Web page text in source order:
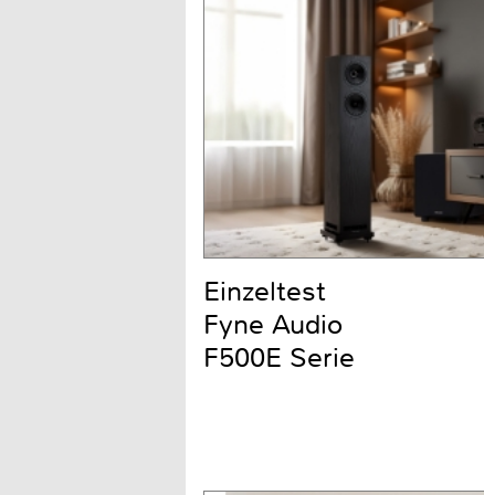
Einzeltest
Fyne Audio
F500E Serie